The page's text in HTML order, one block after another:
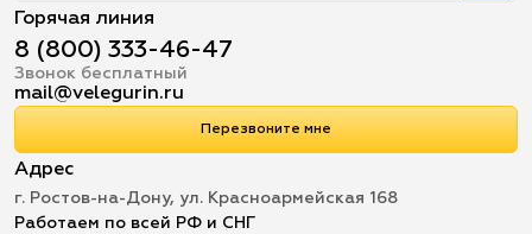
Горячая линия
8 (800) 333-46-47
Звонок бесплатный
mail@velegurin.ru
Перезвоните мне
Адрес
г. Ростов-на-Дону, ул. Красноармейская 168
Работаем по всей РФ и СНГ